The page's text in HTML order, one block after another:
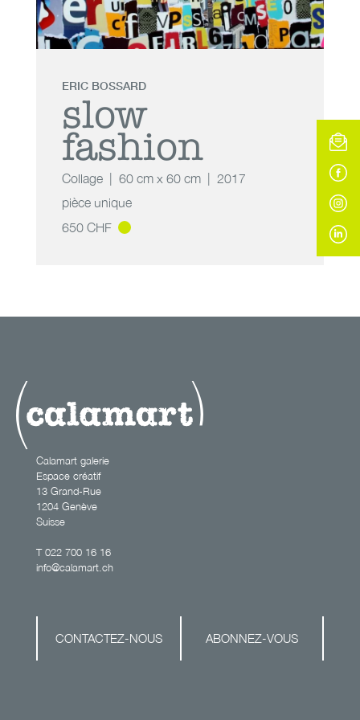
ERIC BOSSARD
slow
fashion
Collage 60 cm x 60 cm
2017
pièce unique
650 CHF
slow fashion
Calamart galerie
Espace créatif
13 Grand-Rue
1204 Genève
Suisse
T 022 700 16 16
info@calamart.ch
CONTACTEZ-NOUS ABONNEZ-VOUS